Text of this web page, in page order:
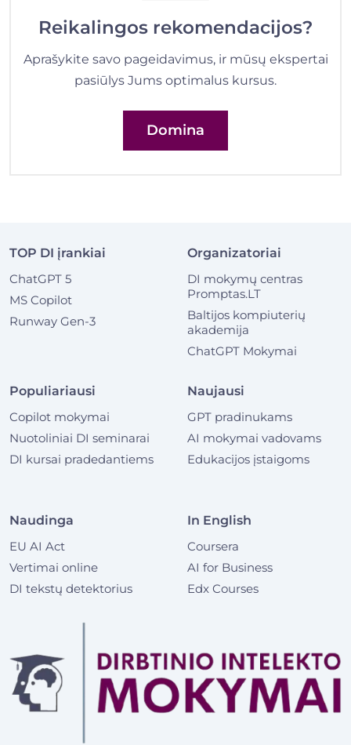
Reikalingos rekomendacijos?
Aprašykite savo pageidavimus, ir mūsų ekspertai
pasiūlys Jums optimalus kursus.
Domina
TOP DI įrankiai
ChatGPT 5
MS Copilot
Runway Gen-3
Organizatoriai
DI mokymų centras
Promptas.LT
Baltijos kompiuterių
akademija
ChatGPT Mokymai
Populiariausi
Copilot mokymai
Nuotoliniai DI seminarai
DI kursai pradedantiems
Naujausi
GPT pradinukams
AI mokymai vadovams
Edukacijos įstaigoms
Naudinga
EU AI Act
Vertimai online
DI tekstų detektorius
In English
Coursera
AI for Business
Edx Courses